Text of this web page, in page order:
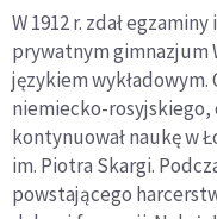
W 1912 r. zdał
prywatnym gimnazjum
językiem wykładowym.
niemiecko-rosyjskiego,
kontynuował naukę w
im. Piotra Skargi.
powstającego